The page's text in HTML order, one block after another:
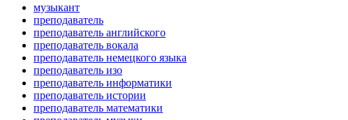
музыкант
преподаватель
преподаватель английского
преподаватель вокала
преподаватель немецкого языка
преподаватель изо
преподаватель информатики
преподаватель истории
преподаватель математики